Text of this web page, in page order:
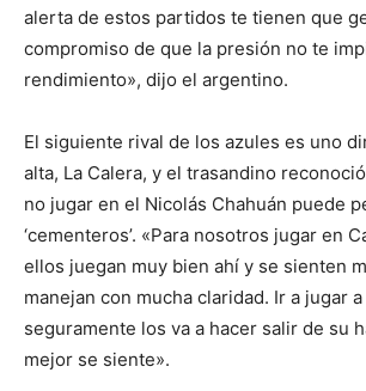
alerta de estos partidos te tienen que
compromiso de que la presión no te
rendimiento», dijo el argentino.
El siguiente rival de los azules es uno
alta, La Calera, y el trasandino
no jugar en el Nicolás Chahuán puede
‘cementeros’. «Para nosotros jugar en
ellos juegan muy bien ahí y se sienten
manejan con mucha claridad. Ir a jugar
seguramente los va a hacer salir de su
mejor se siente».